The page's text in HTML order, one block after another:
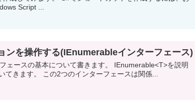
Script ...
ンを操作する(IEnumerableインターフェース)
ェースの基本について書きます。 IEnumerable<T>を説明
てきます。 この2つのインターフェースは関係...